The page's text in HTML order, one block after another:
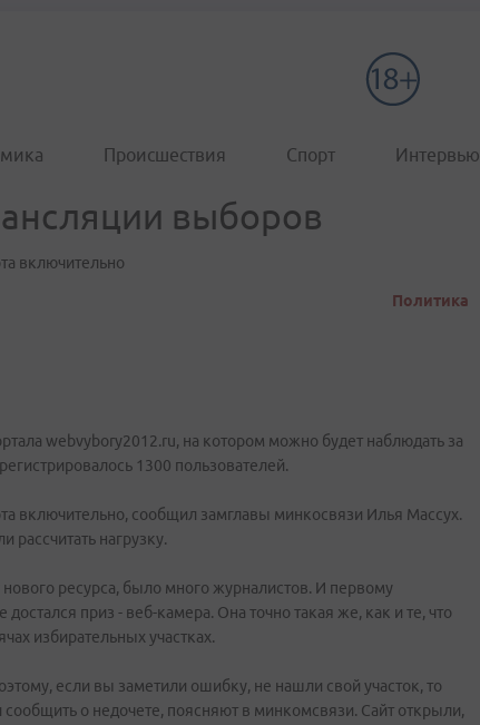
Происшествия Спорт Интервью
выборов
включительно
Политика
webvybory2012.ru, на котором можно будет наблюдать за
1300 пользователей.
включительно, сообщил замглавы минкосвязи Илья Массух.
рассчитать нагрузку.
ресурса, было много журналистов. И первому
приз - веб-камера. Она точно такая же, как и те, что
избирательных участках.
если вы заметили ошибку, не нашли свой участок, то
сообщить о недочете, поясняют в минкомсвязи. Сайт открыли,